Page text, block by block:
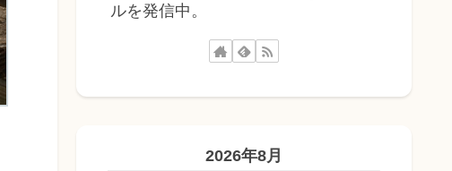
ルを発信中。
2026年8月